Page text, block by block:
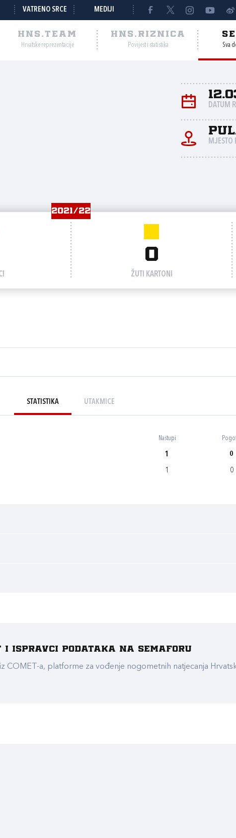
VATRENO SRCE MEDIJI
HNS.TEAM
Hrvatske reprezentacije
HNS.RIZNICA
Povijest i statistika Sva
DATUM
2021/22
0
ŽUTI KARTONI
STATISTIKA UTAKMICE
Nastupi
1 0
1 0
podataka na Semaforu
COMET-a, platforme za vođenje nogometnih natjecanja